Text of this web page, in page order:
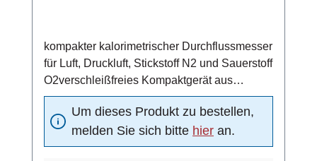
kompakter kalorimetrischer Durchflussmesser
für Luft, Druckluft, Stickstoff N2 und Sauerstoff
O2verschleißfreies Kompaktgerät aus
Edelstahl 1.4571 (Standardmaterial)4 ... 20
mA Analogausgang (4 mA = 0 m/s, 20 mA =
Funktionsbereichsendwert)Schaltausgang:
Strömungsschaltpunkt unabhängig von der
Um dieses Produkt zu bestellen,
melden Sie sich bitte hier an.